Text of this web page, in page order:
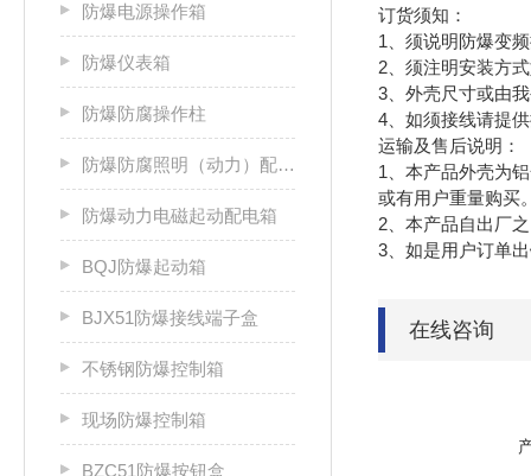
防爆电源操作箱
防爆仪表箱
防爆防腐操作柱
防爆防腐照明（动力）配电箱
防爆动力电磁起动配电箱
BQJ防爆起动箱
BJX51防爆接线端子盒
不锈钢防爆控制箱
现场防爆控制箱
BZC51防爆按钮盒
订货须知：
1、须说明防爆变
2、须注明安装方
3、外壳尺寸或由
4、如须接线请提
运输及售后说明：
1、本产品外壳为
或有用户重量购买
2、本产品自出厂
3、如是用户订单
在线咨询